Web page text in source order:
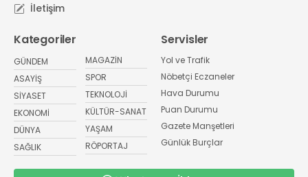
İletişim
Kategoriler
GÜNDEM
ASAYİŞ
SİYASET
EKONOMİ
DÜNYA
SAĞLIK
MAGAZİN
SPOR
TEKNOLOJİ
KÜLTÜR-SANAT
YAŞAM
RÖPORTAJ
Servisler
Yol ve Trafik
Nöbetçi Eczaneler
Hava Durumu
Puan Durumu
Gazete Manşetleri
Günlük Burçlar